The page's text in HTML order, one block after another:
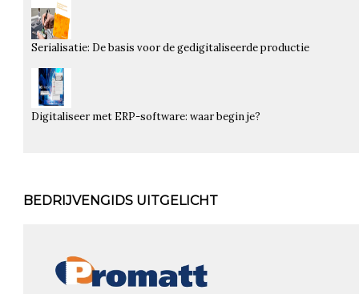
Serialisatie: De basis voor de gedigitaliseerde productie
Digitaliseer met ERP-software: waar begin je?
BEDRIJVENGIDS UITGELICHT